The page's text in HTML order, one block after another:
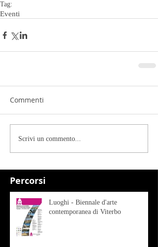
Percorsi
Tag:
Eventi
Commenti
Scrivi un commento...
Luoghi - Biennale d'arte
contemporanea di Viterbo